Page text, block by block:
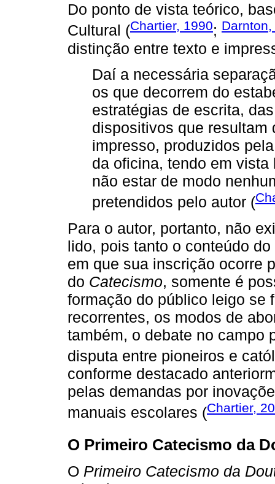
Do ponto de vista teórico,
Cultural (Chartier, 1990;
distinção entre texto e
Daí a necessária
os que decorrem do
estratégias de escrita,
dispositivos que resultam
impresso, produzidos
da oficina, tendo em
não estar de modo
pretendidos pelo autor (
Para o autor, portanto, não
lido, pois tanto o conteúdo
em que sua inscrição ocorre
do Catecismo, somente é
formação do público leigo se
recorrentes, os modos de
também, o debate no campo
disputa entre pioneiros e
conforme destacado
pelas demandas por
manuais escolares (Chartier,
O Primeiro Catecismo da
O Primeiro Catecismo da